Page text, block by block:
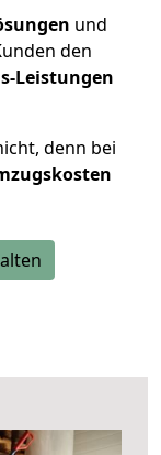
und
den
Leistungen
denn bei